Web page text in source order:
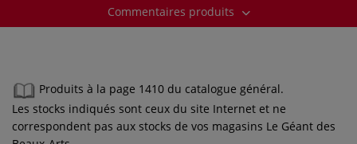
Commentaires produits
Produits à la page 1410 du catalogue général.
Les stocks indiqués sont ceux du site Internet et ne
correspondent pas aux stocks de vos magasins Le Géant des